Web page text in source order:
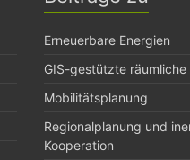
Erneuerbare Energien
GIS-gestützte räumliche
Mobilitätsplanung
Regionalplanung und
Kooperation